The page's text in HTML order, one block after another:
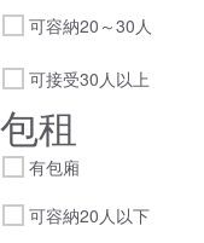
可容納20～30人
可接受30人以上
包租
有包廂
可容納20人以下